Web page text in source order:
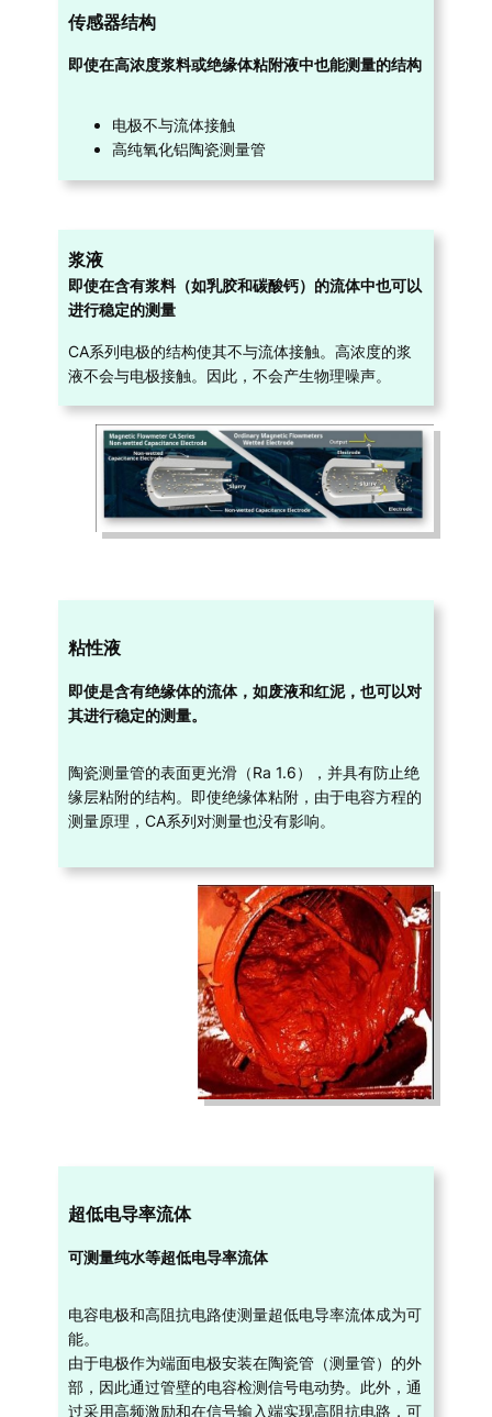
传感器结构
即使在高浓度浆料或绝缘体粘附液中也能测量的结构
电极不与流体接触
高纯氧化铝陶瓷测量管
浆液
即使在含有浆料（如乳胶和碳酸钙）的流体中也可以
进行稳定的测量
CA系列电极的结构使其不与流体接触。高浓度的浆
液不会与电极接触。因此，不会产生物理噪声。
粘性液
即使是含有绝缘体的流体，如废液和红泥，也可以对
其进行稳定的测量。
陶瓷测量管的表面更光滑（Ra 1.6），并具有防止绝
缘层粘附的结构。即使绝缘体粘附，由于电容方程的
测量原理，CA系列对测量也没有影响。
超低电导率流体
可测量纯水等超低电导率流体
电容电极和高阻抗电路使测量超低电导率流体成为可
能。
由于电极作为端面电极安装在陶瓷管（测量管）的外
部，因此通过管壁的电容检测信号电动势。此外，通
过采用高频激励和在信号输入端实现高阻抗电路，可